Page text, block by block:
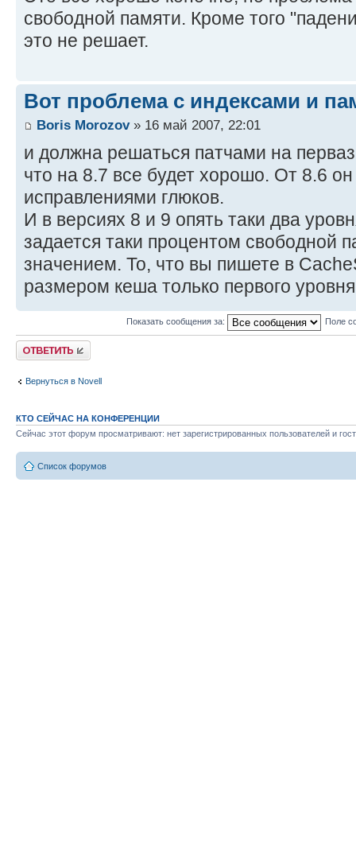
свободной памяти. Кроме того
это не решает.
Вот проблема с индексами и
Boris Morozov» 16 май 2007, 22:01
и должна решаться патчами на
что на 8.7 все будет хорошо. От 8.6 он
исправлениями глюков.
И в версиях 8 и 9 опять таки два
задается таки процентом свободной
значением. То, что вы пишете в
размером кеша только первого
Показать сообщения за: Поле
Ответить
Вернуться в Novell
КТО СЕЙЧАС НА КОНФЕРЕНЦИИ
Сейчас этот форум просматривают: нет зарегистрированных пользователей и
Список форумов